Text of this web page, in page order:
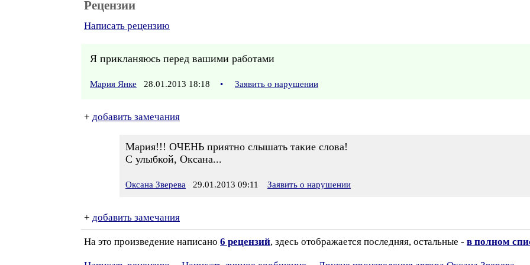
Рецензии
Написать рецензию
Я прикланяюсь перед вашими работами
Мария Янке 28.01.2013 18:18 • Заявить о нарушении
+ добавить замечания
Мария!!! ОЧЕНЬ приятно слышать такие слова!
С улыбкой, Оксана...
Оксана Зверева 29.01.2013 09:11 Заявить о нарушении
+ добавить замечания
На это произведение написано 6 рецензий, здесь отображается последняя, остальные - в полном